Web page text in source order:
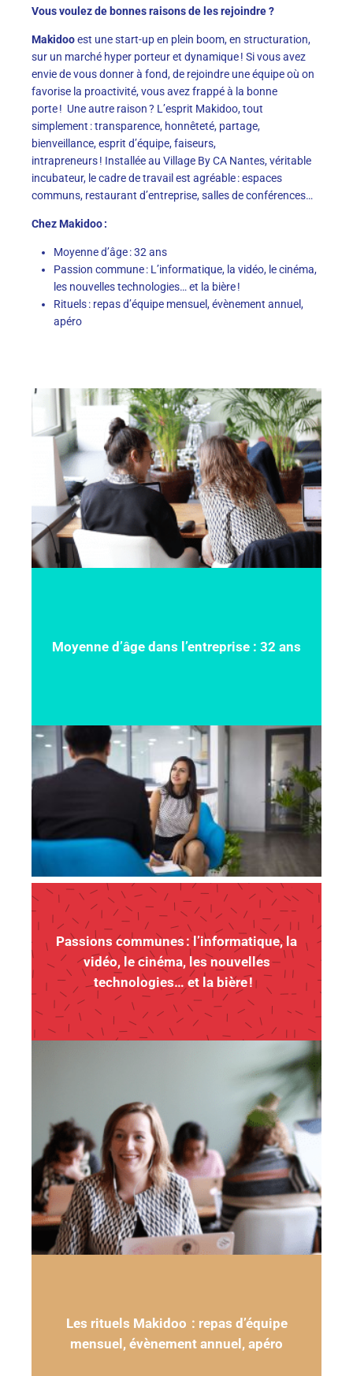
Vous voulez de bonnes raisons de les rejoindre ?
Makidooest une start-up en plein boom, en structuration,
sur un marché hyper porteuret dynamique ! Si vous avez
envie devous donner à fond, de rejoindre une équipeoù on
favorise la proactivité, vous avez frappé à la bonne
porte ! Une autre raison ? L’esprit Makidoo, tout
simplement :transparence, honnêteté, partage,
bienveillance, esprit d’équipe, faiseurs,
intrapreneurs! Installée au Village By CA Nantes, véritable
incubateur, le cadre de travail est agréable: espaces
communs, restaurant d’entreprise, salles de conférences…
ChezMakidoo:
Moyenne d’âge : 32 ans
Passion commune : L’informatique, la vidéo, le cinéma,
les nouvelles technologies… et la bière !
Rituels : repas d’équipe mensuel, évènement annuel,
apéro
Moyenne d’âge dans l’entreprise : 32 ans
Passions communes : l’informatique, la
vidéo, le cinéma, les nouvelles
technologies… et la bière !
Les rituels Makidoo : repas d’équipe
mensuel, évènement annuel, apéro